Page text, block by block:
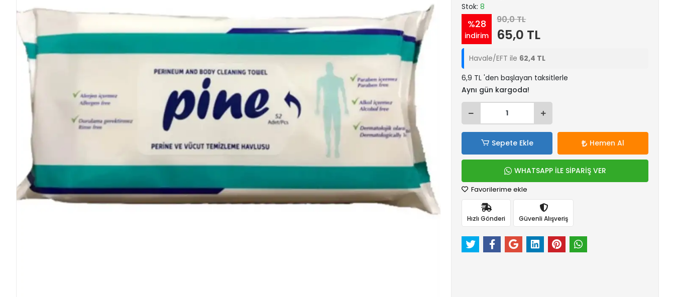
Stok:8
%28
indirim
90,0 TL
65,0 TL
Havale/EFT ile 62,4 TL
6,9 TL 'den başlayan taksitlerle
Aynı gün kargoda!
Sepete Ekle Hemen Al
WHATSAPP İLE SİPARİŞ VER
Favorilerime ekle
Hızlı Gönderi Güvenli Alışveriş